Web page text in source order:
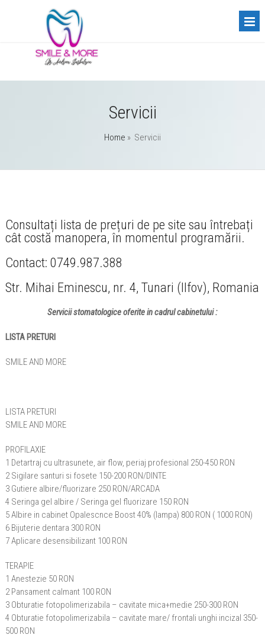
Servicii
Home » Servicii
Consultați lista de prețuri de pe site sau întrebați
cât costă manopera, în momentul programării.
Contact: 0749.987.388
Str. Mihai Eminescu, nr. 4, Tunari (Ilfov), Romania
Servicii stomatologice oferite in cadrul cabinetului :
LISTA PRETURI
SMILE AND MORE
LISTA PRETURI
SMILE AND MORE
PROFILAXIE
1 Detartraj cu ultrasunete, air flow, periaj profesional 250-450 RON
2 Sigilare santuri si fosete 150-200 RON/DINTE
3 Gutiere albire/fluorizare 250 RON/ARCADA
4 Seringa gel albire / Seringa gel fluorizare 150 RON
5 Albire in cabinet Opalescnce Boost 40% (lampa) 800 RON ( 1000 RON)
6 Bijuterie dentara 300 RON
7 Aplicare desensibilizant 100 RON
TERAPIE
1 Anestezie 50 RON
2 Pansament calmant 100 RON
3 Obturatie fotopolimerizabila – cavitate mica+medie 250-300 RON
4 Obturatie fotopolimerizabila – cavitate mare/ frontali unghi incizal 350-
500 RON